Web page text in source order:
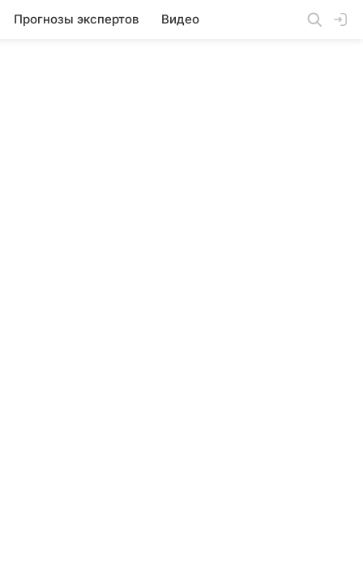
Прогнозы экспертов Видео